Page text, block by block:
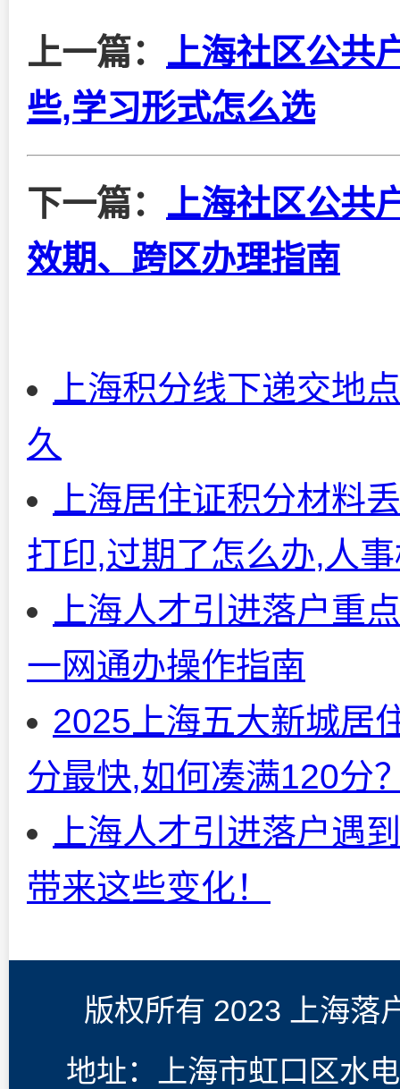
上一篇： 上海社区公共
些,学习形式怎么选
下一篇： 上海社区公共
效期、跨区办理指南
上海积分线下递交地
久
上海居住证积分材料
打印,过期了怎么办,人
上海人才引进落户重
一网通办操作指南
2025上海五大新城居
分最快,如何凑满120分
上海人才引进落户遇
带来这些变化！
版权所有 2023 上海落
地址：上海市虹口区水